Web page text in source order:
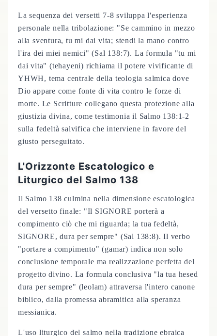
La sequenza dei versetti 7-8 sviluppa l'esperienza
personale nella tribolazione: "Se cammino in mezzo
alla sventura, tu mi dai vita; stendi la mano contro
l'ira dei miei nemici" (Sal 138:7). La formula "tu mi
dai vita" (tehayeni) richiama il potere vivificante di
YHWH, tema centrale della teologia salmica dove
Dio appare come fonte di vita contro le forze di
morte. Le Scritture collegano questa protezione alla
giustizia divina, come testimonia il Salmo 138:1-2
sulla fedeltà salvifica che interviene in favore del
giusto perseguitato.
L'Orizzonte Escatologico e
Liturgico del Salmo 138
Il Salmo 138 culmina nella dimensione escatologica
del versetto finale: "Il SIGNORE porterà a
compimento ciò che mi riguarda; la tua fedeltà,
SIGNORE, dura per sempre" (Sal 138:8). Il verbo
"portare a compimento" (gamar) indica non solo
conclusione temporale ma realizzazione perfetta del
progetto divino. La formula conclusiva "la tua hesed
dura per sempre" (leolam) attraversa l'intero canone
biblico, dalla promessa abramitica alla speranza
messianica.
L'uso liturgico del salmo nella tradizione ebraica